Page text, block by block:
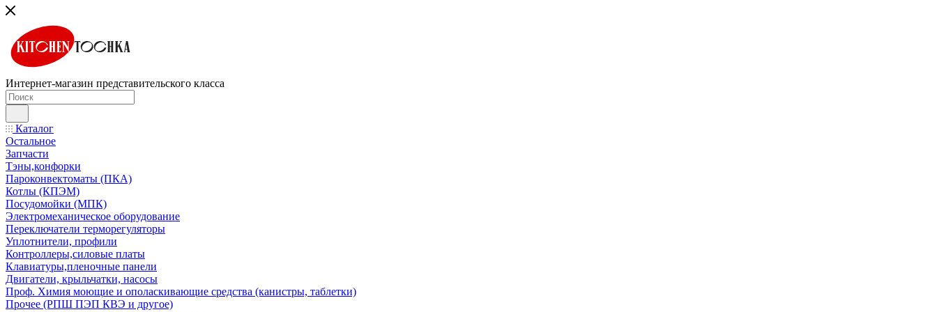
Интернет-магазин представительского класса
Каталог
Остальное
Запчасти
Тэны,конфорки
Пароконвектоматы (ПКА)
Котлы (КПЭМ)
Посудомойки (МПК)
Электромеханическое оборудование
Переключатели терморегуляторы
Уплотнители, профили
Контроллеры,силовые платы
Клавиатуры,пленочные панели
Двигатели, крыльчатки, насосы
Проф. Химия моющие и ополаскивающие средства (канистры, таблетки)
Прочее (РПШ ПЭП КВЭ и другое)